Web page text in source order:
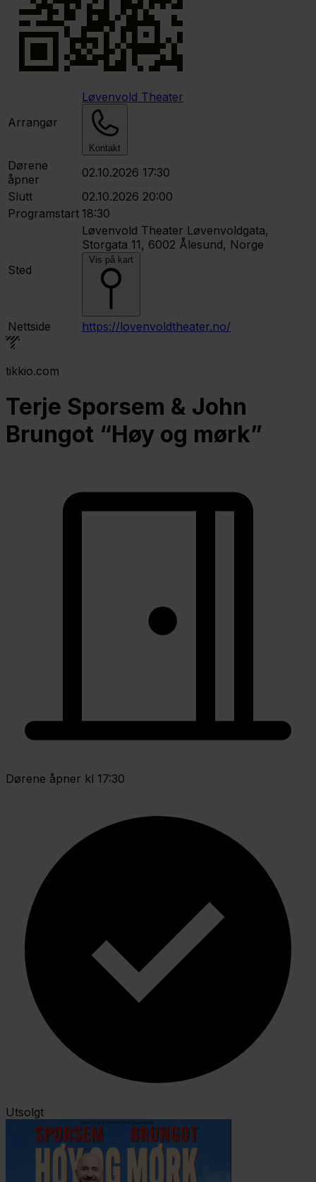
Arrangør
Løvenvold Theater
Kontakt
Dørene
åpner
02.10.2026 17:30
Slutt
02.10.2026 20:00
Programstart 18:30
Sted
Løvenvold Theater Løvenvoldgata,
Storgata 11, 6002 Ålesund, Norge
Vis på kart
Nettside https://lovenvoldtheater.no/
tikkio.com
Terje Sporsem & John
Brungot “Høy og mørk”
Dørene åpner kl 17:30
Utsolgt